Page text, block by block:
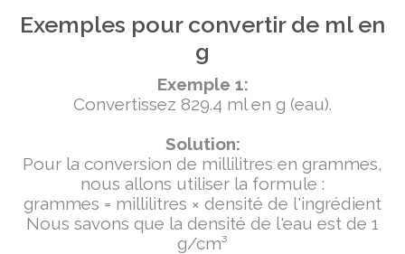
Exemples pour convertir de ml en
g
Exemple 1:
Convertissez 829.4 ml en g (eau).
Solution:
Pour la conversion de millilitres en grammes,
nous allons utiliser la formule :
grammes = millilitres × densité de l'ingrédient
Nous savons que la densité de l'eau est de 1
g/cm³